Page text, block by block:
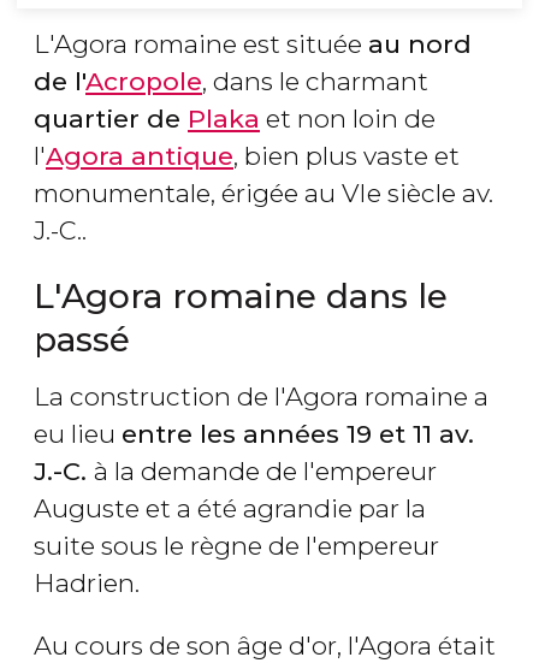
L'Agora romaine est située au nord
de l'Acropole, dans le charmant
quartier de Plaka et non loin de
l'Agora antique, bien plus vaste et
monumentale, érigée au VIe siècle av.
J.-C..
L'Agora romaine dans le
passé
La construction de l'Agora romaine a
eu lieu entre les années 19 et 11 av.
J.-C. à la demande de l'empereur
Auguste et a été agrandie par la
suite sous le règne de l'empereur
Hadrien.
Au cours de son âge d'or, l'Agora était